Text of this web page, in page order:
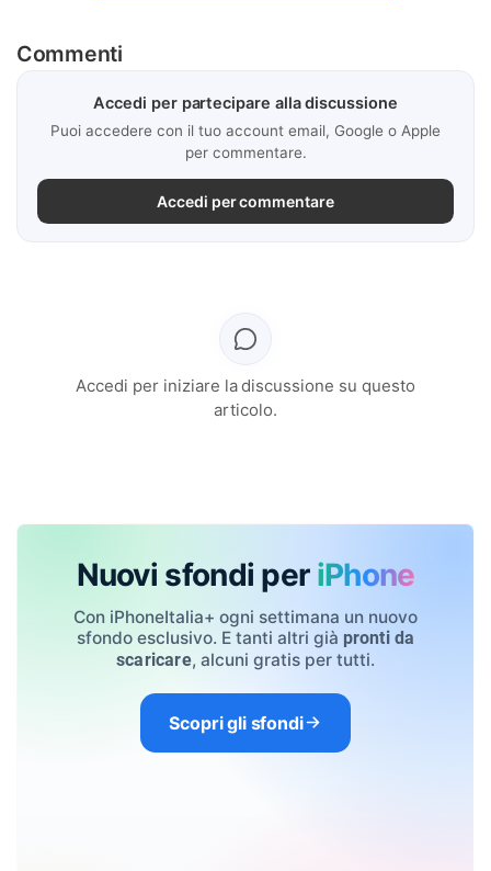
Commenti
Accedi per partecipare alla discussione
Puoi accedere con il tuo account email, Google o Apple
per commentare.
Accedi per commentare
Accedi per iniziare la discussione su questo
articolo.
Nuovi sfondi per iPhone
Con iPhoneItalia+ ogni settimana un nuovo
sfondo esclusivo. E tanti altri già pronti da
scaricare, alcuni gratis per tutti.
Scopri gli sfondi